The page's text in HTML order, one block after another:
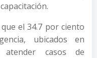
el 34.7 por ciento
ubicados en
atender casos de